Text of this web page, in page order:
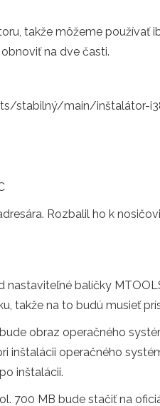
takže môžeme používať
na dve časti.
stabilný/main/inštalátor-
Rozbalil ho k
balíčky
takže na to budú musieť
obraz operačného
inštalácii operačného
inštalácii.
700 MB bude stačiť na